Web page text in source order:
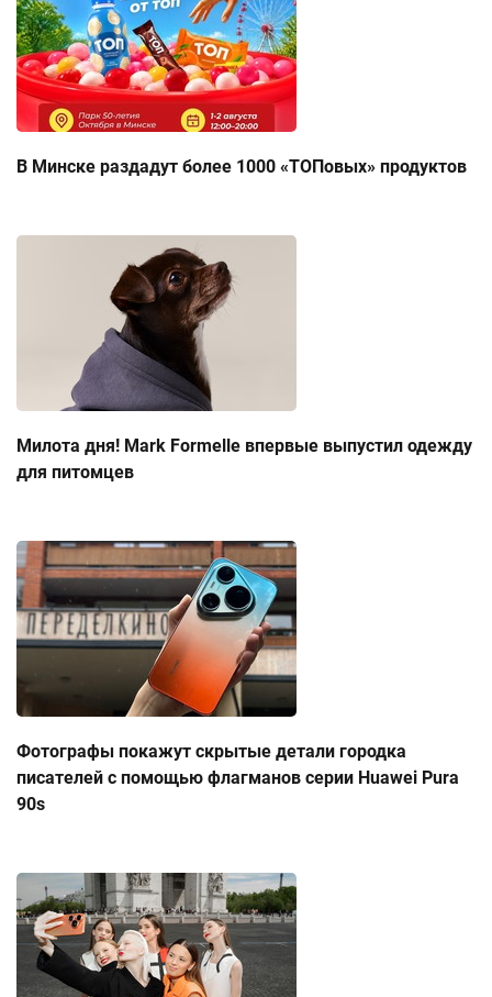
В Минске раздадут более 1000 «ТОПовых» продуктов
Милота дня! Mark Formelle впервые выпустил одежду
для питомцев
Фотографы покажут скрытые детали городка
писателей с помощью флагманов серии Huawei Pura
90s